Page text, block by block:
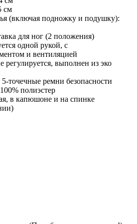
см
(включая подножку и подушку):
для ног (2 положения)
одной рукой, с
и вентиляцией
регулируется, выполнен из эко
точечные ремни безопасности
полиэстер
в капюшоне и на спинке